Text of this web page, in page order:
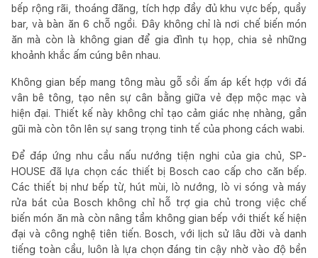
bếp rộng rãi, thoáng đãng, tích hợp đầy đủ khu vực bếp, quầy
bar, và bàn ăn 6 chỗ ngồi. Đây không chỉ là nơi chế biến món
ăn mà còn là không gian để gia đình tụ họp, chia sẻ những
khoảnh khắc ấm cúng bên nhau.
Không gian bếp mang tông màu gỗ sồi ấm áp kết hợp với đá
vân bê tông, tạo nên sự cân bằng giữa vẻ đẹp mộc mạc và
hiện đại. Thiết kế này không chỉ tạo cảm giác nhẹ nhàng, gần
gũi mà còn tôn lên sự sang trọng tinh tế của phong cách wabi.
Để đáp ứng nhu cầu nấu nướng tiện nghi của gia chủ, SP-
HOUSE đã lựa chọn các thiết bị Bosch cao cấp cho căn bếp.
Các thiết bị như bếp từ, hút mùi, lò nướng, lò vi sóng và máy
rửa bát của Bosch không chỉ hỗ trợ gia chủ trong việc chế
biến món ăn mà còn nâng tầm không gian bếp với thiết kế hiện
đại và công nghệ tiên tiến. Bosch, với lịch sử lâu đời và danh
tiếng toàn cầu, luôn là lựa chọn đáng tin cậy nhờ vào độ bền